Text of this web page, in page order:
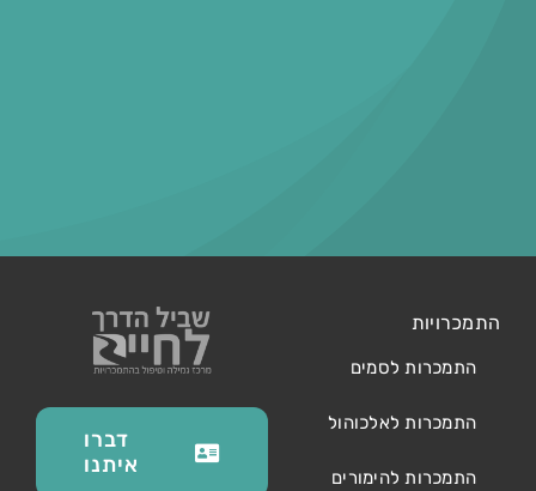
התמכרויות
התמכרות לסמים
התמכרות לאלכוהול
התמכרות להימורים
דברו
איתנו